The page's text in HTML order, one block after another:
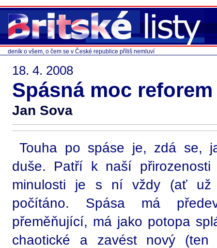
deník o všem, o čem se v České republice příliš nemluví
18. 4. 2008
Spásná moc reforem
Jan Sova
Touha po spáse je, zdá se,
duše. Patří k naší
minulosti je s ní vždy (ať už
počítáno. Spása má
přeměňující, má jako potopa
chaotické a zavést nový